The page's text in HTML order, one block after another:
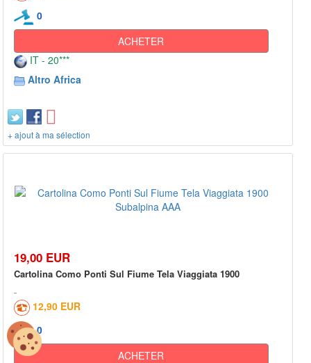
0
ACHETER
IT - 20***
Altro Africa
+ ajout à ma sélection
19,00 EUR
Cartolina Como Ponti Sul Fiume Tela Viaggiata 1900
12,90 EUR
0
ACHETER